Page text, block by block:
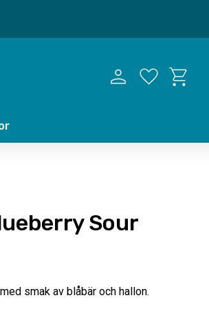
Favoriter
Sour
smak av blåbär och hallon.